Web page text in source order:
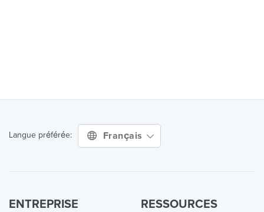
Langue préférée: Français
ENTREPRISE RESSOURCES